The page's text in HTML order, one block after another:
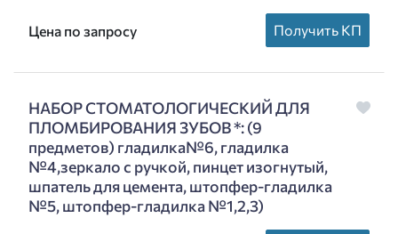
Цена по запросу Получить КП
НАБОР СТОМАТОЛОГИЧЕСКИЙ ДЛЯ
ПЛОМБИРОВАНИЯ ЗУБОВ *: (9
предметов) гладилка№6, гладилка
№4,зеркало с ручкой, пинцет изогнутый,
шпатель для цемента, штопфер-гладилка
№5, штопфер-гладилка №1,2,3)